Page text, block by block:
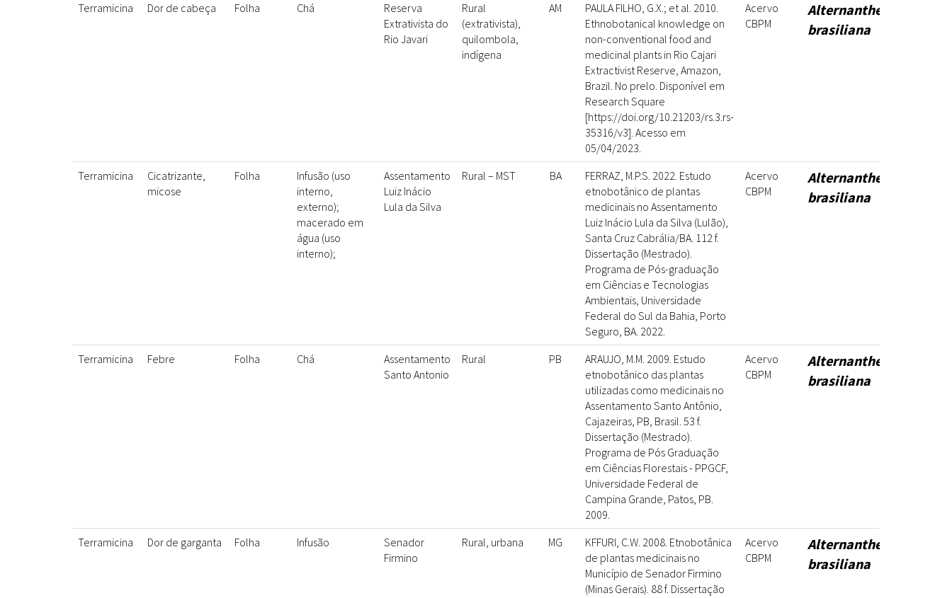
Terramicina Dor de cabeça Folha Chá
Reserva
Extrativista do
Rio Javari
Rural
(extrativista),
quilombola,
indígena
AM
PAULA FILHO, G.X.; et al. 2010.
Ethnobotanical knowledge on
non-conventional food and
medicinal plants in Rio Cajari
Extractivist Reserve, Amazon,
Brazil. No prelo. Disponível em
Research Square
[https://doi.org/10.21203/rs.3.rs-
35316/v3]. Acesso em
05/04/2023.
Acervo
CBPM
Alternanthera
brasiliana
Terramicina
Cicatrizante,
micose
Folha
Infusão (uso
interno,
externo);
macerado em
água (uso
interno);
Assentamento
Luiz Inácio
Lula da Silva
Rural – MST BA
FERRAZ, M.P.S. 2022. Estudo
etnobotânico de plantas
medicinais no Assentamento
Luiz Inácio Lula da Silva (Lulão),
Santa Cruz Cabrália/BA. 112 f.
Dissertação (Mestrado).
Programa de Pós-graduação
em Ciências e Tecnologias
Ambientais, Universidade
Federal do Sul da Bahia, Porto
Seguro, BA. 2022.
Acervo
CBPM
Alternanthera
brasiliana
Terramicina Febre Folha Chá
Assentamento
Santo Antonio
Rural PB
ARAUJO, M.M. 2009. Estudo
etnobotânico das plantas
utilizadas como medicinais no
Assentamento Santo Antônio,
Cajazeiras, PB, Brasil. 53 f.
Dissertação (Mestrado).
Programa de Pós Graduação
em Ciências Florestais - PPGCF,
Universidade Federal de
Campina Grande, Patos, PB.
2009.
Acervo
CBPM
Alternanthera
brasiliana
Terramicina Dor de garganta Folha Infusão
Senador
Firmino
Rural, urbana MG
KFFURI, C.W. 2008. Etnobotânica
de plantas medicinais no
Município de Senador Firmino
(Minas Gerais). 88 f. Dissertação
Acervo
CBPM
Alternanthera
brasiliana